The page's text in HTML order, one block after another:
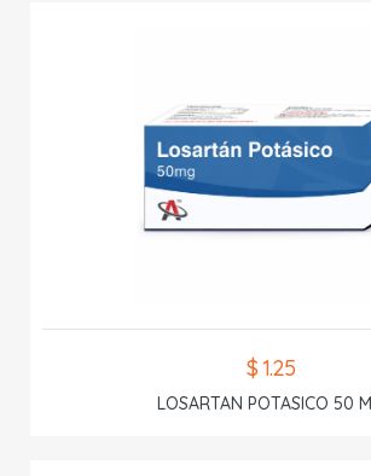
$ 1.25
LOSARTAN POTASICO 50